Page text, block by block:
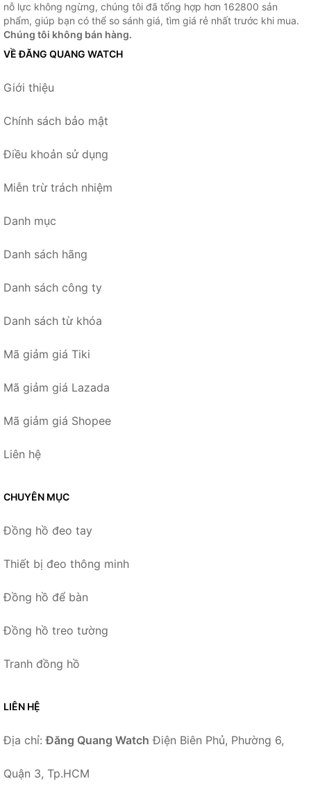
nỗ lực không ngừng, chúng tôi đã tổng hợp hơn 162800 sản
phẩm, giúp bạn có thể so sánh giá, tìm giá rẻ nhất trước khi mua.
Chúng tôi không bán hàng.
VỀ ĐĂNG QUANG WATCH
Giới thiệu
Chính sách bảo mật
Điều khoản sử dụng
Miễn trừ trách nhiệm
Danh mục
Danh sách hãng
Danh sách công ty
Danh sách từ khóa
Mã giảm giá Tiki
Mã giảm giá Lazada
Mã giảm giá Shopee
Liên hệ
CHUYÊN MỤC
Đồng hồ đeo tay
Thiết bị đeo thông minh
Đồng hồ để bàn
Đồng hồ treo tường
Tranh đồng hồ
LIÊN HỆ
Địa chỉ:Đăng Quang Watch Điện Biên Phủ, Phường 6,
Quận 3, Tp.HCM